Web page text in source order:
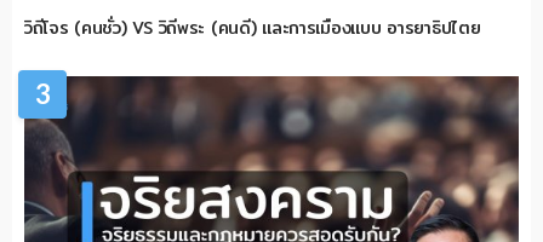
วิถีโจร (คนชั่ว) VS วิถีพระ (คนดี) และการเมืองแบบ อารยาธิปไตย
3